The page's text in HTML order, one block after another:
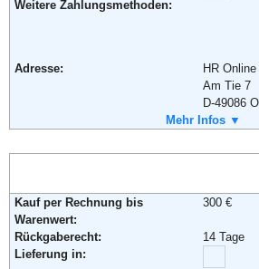
Soziale Kanäle:
Weiterführende Informationen: Blog,AGB
Weitere Zahlungsmethoden:
Adresse:
HR Online
Am Tie 7
D-49086
+49 (0)800
Email:
Weiterführende Informationen:
Mehr Infos ▼
Kauf per Rechnung bis
Warenwert:
300 €
Rückgaberecht:
14 Tage
Lieferung in: